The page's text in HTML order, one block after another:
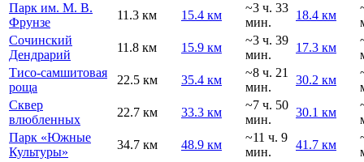
Парк им. М. В.
Фрунзе
11.3 км 15.4 км
~3 ч. 33
мин.
18.4 км
Сочинский
Дендрарий
11.8 км 15.9 км
~3 ч. 39
мин.
17.3 км
Тисо-самшитовая
роща
22.5 км 35.4 км
~8 ч. 21
мин.
30.2 км
Сквер
влюбленных
22.7 км 33.3 км
~7 ч. 50
мин.
30.1 км
Парк «Южные
Культуры»
34.7 км 48.9 км
~11 ч. 9
мин.
41.7 км